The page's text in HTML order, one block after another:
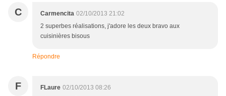
C Carmencita 02/10/2013 21:02
2 superbes réalisations, j'adore les deux bravo aux
cuisinières bisous
Répondre
F FLaure 02/10/2013 08:26